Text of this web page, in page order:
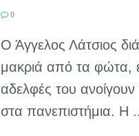
0
Ο Άγγελος Λάτσιος
μακριά από τα φώτα,
αδελφές του
στα πανεπιστήμια. Η